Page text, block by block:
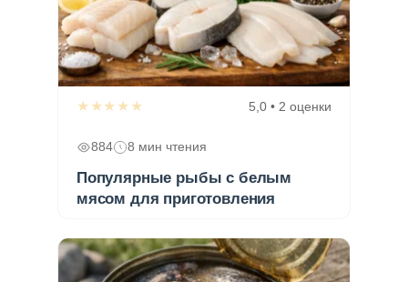
★★★★★ 5,0 • 2 оценки
884 8 мин чтения
Популярные рыбы с белым
мясом для приготовления